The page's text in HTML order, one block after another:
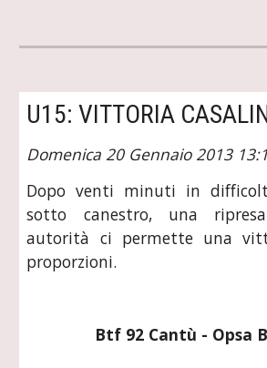
U15: VITTORIA
Domenica 20 Gennaio 2013
Dopo venti minuti in
sotto canestro, una
autorità ci permette una
proporzioni.
Btf 92 Cantù - Opsa